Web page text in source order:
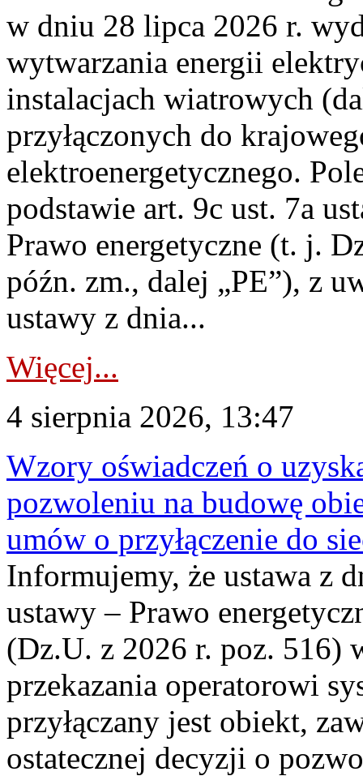
w dniu 28 lipca 2026 r.
wytwarzania energii
instalacjach wiatrowych
przyłączonych do
elektroenergetycznego.
podstawie art. 9c ust. 7a
Prawo energetyczne (t. j.
późn. zm., dalej „PE”), z
ustawy z dnia...
Więcej...
4 sierpnia 2026, 13:47
Wzory oświadczeń o
pozwoleniu na budowę
umów o przyłączenie do
Informujemy, że ustawa z
ustawy – Prawo
(Dz.U. z 2026 r. poz. 516)
przekazania operatorowi
przyłączany jest obiekt,
ostatecznej decyzji o